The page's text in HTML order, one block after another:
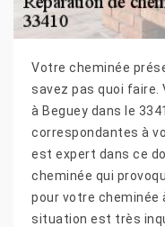
Votre cheminée
savez pas quoi faire.
à Beguey dans le
correspondantes à
est expert dans ce
cheminée qui
pour votre cheminée
situation est très